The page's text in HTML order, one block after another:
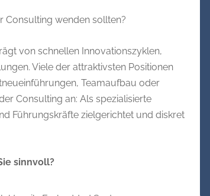
Consulting wenden sollten?
von schnellen Innovationszyklen,
Viele der attraktivsten Positionen
Teamaufbau oder
Consulting an: Als spezialisierte
Führungskräfte zielgerichtet und diskret
sinnvoll?